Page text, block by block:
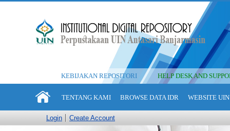
KEBIJAKAN REPOSITORI HELP DESK AND
TENTANG KAMI BROWSE DATA IDR WEBSITE
Login Create Account